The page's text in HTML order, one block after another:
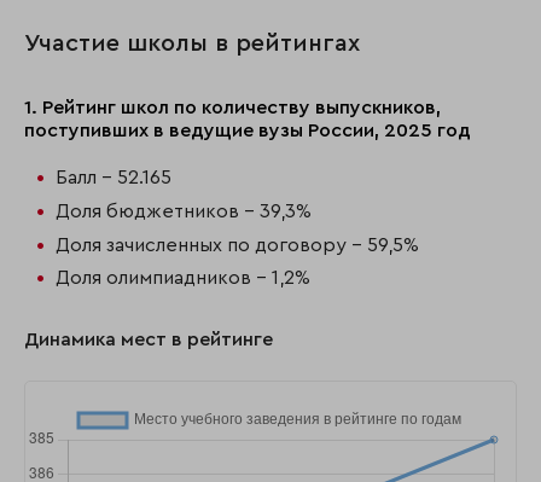
Участие школы в рейтингах
1. Рейтинг школ по количеству выпускников,
поступивших в ведущие вузы России, 2025 год
Балл - 52.165
Доля бюджетников - 39,3%
Доля зачисленных по договору - 59,5%
Доля олимпиадников - 1,2%
Динамика мест в рейтинге